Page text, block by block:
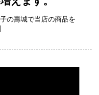
の壽城で当店の商品を